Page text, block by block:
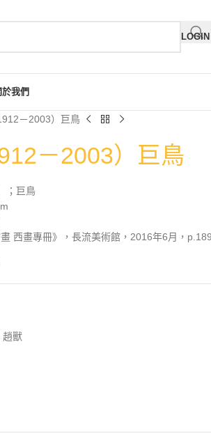
於我們
－2003）巨鳥
－2003）巨鳥
；巨鳥
西畫專冊》，長流美術館，2016年6月，p.189
趙獸